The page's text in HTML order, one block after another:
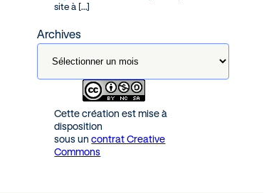
site à […]
Archives
Cette création est mise à
disposition
sous uncontrat Creative
Commons